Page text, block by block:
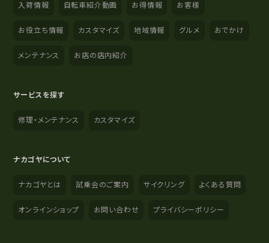
入荷情報 自転車紹介動画 お得情報 お客様
お役立ち情報 カスタマイズ 地域情報 グルメ おでかけ
メンテナンス お店の店内紹介
サービスを探す
修理・メンテナンス カスタマイズ
ナカゴヤについて
ナカゴヤとは 試乗会のご案内 サイクリング よくある質問
オンラインショップ お問い合わせ プライバシーポリシー